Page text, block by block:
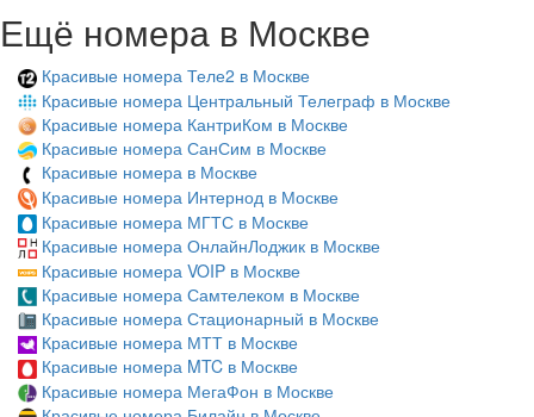
Ещё номера в Москве
Красивые номера Теле2 в Москве
Красивые номера Центральный Телеграф в Москве
Красивые номера КантриКом в Москве
Красивые номера СанСим в Москве
Красивые номера в Москве
Красивые номера Интернод в Москве
Красивые номера МГТС в Москве
Красивые номера ОнлайнЛоджик в Москве
Красивые номера VOIP в Москве
Красивые номера Самтелеком в Москве
Красивые номера Стационарный в Москве
Красивые номера МТТ в Москве
Красивые номера MTC в Москве
Красивые номера МегаФон в Москве